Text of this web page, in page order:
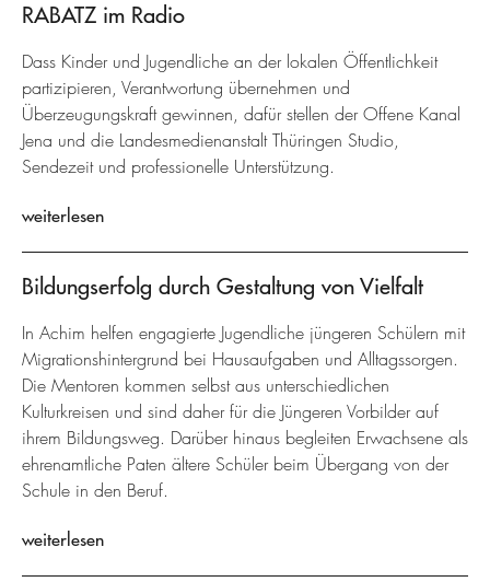
RABATZ im Radio
Dass Kinder und Jugendliche an der lokalen Öffentlichkeit
partizipieren, Verantwortung übernehmen und
Überzeugungskraft gewinnen, dafür stellen der Offene Kanal
Jena und die Landesmedienanstalt Thüringen Studio,
Sendezeit und professionelle Unterstützung.
weiterlesen
Bildungserfolg durch Gestaltung von Vielfalt
In Achim helfen engagierte Jugendliche jüngeren Schülern mit
Migrationshintergrund bei Hausaufgaben und Alltagssorgen.
Die Mentoren kommen selbst aus unterschiedlichen
Kulturkreisen und sind daher für die Jüngeren Vorbilder auf
ihrem Bildungsweg. Darüber hinaus begleiten Erwachsene als
ehrenamtliche Paten ältere Schüler beim Übergang von der
Schule in den Beruf.
weiterlesen